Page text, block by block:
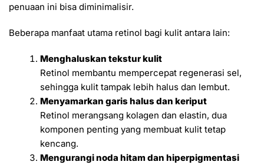
penuaan ini bisa diminimalisir.
Beberapa manfaat utama retinol bagi kulit antara lain:
Menghaluskan tekstur kulit
Retinol membantu mempercepat regenerasi sel,
sehingga kulit tampak lebih halus dan lembut.
Menyamarkan garis halus dan keriput
Retinol merangsang kolagen dan elastin, dua
komponen penting yang membuat kulit tetap
kencang.
Mengurangi noda hitam dan hiperpigmentasi